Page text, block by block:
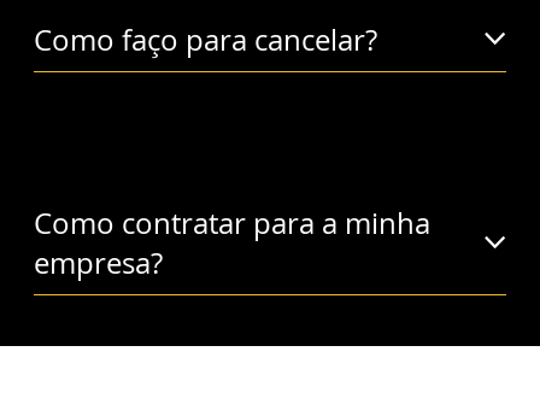
Como faço para cancelar?
Como contratar para a minha
empresa?